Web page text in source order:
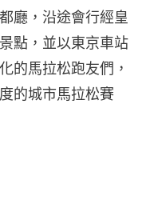
廳，沿途會行經皇
點，並以東京車站
的馬拉松跑友們，
的城市馬拉松賽